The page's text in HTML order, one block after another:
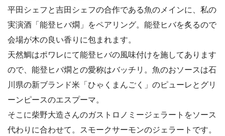
平田シェフと吉田シェフの合作である魚のメインに、私の
実演酒「能登ヒバ燗」をペアリング。能登ヒバを炙るので
会場が木の良い香りに包まれます。
天然鯛はポワレにて能登ヒバの風味付けを施してあります
ので、能登ヒバ燗との愛称はバッチリ。魚のおソースは石
川県の新ブランド米「ひゃくまんごく」のピューレとグリ
ーンピースのエスプーマ。
そこに柴野大造さんのガストロノミージェラートをソース
代わりに合わせて。スモークサーモンのジェラートです。